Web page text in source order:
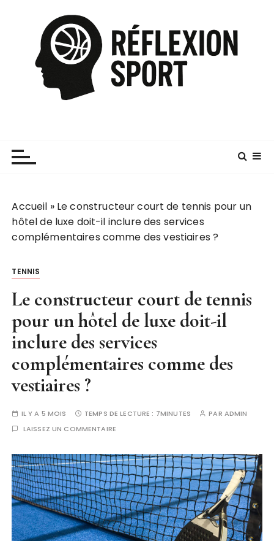
Accueil » Le constructeur court de tennis pour un
hôtel de luxe doit-il inclure des services
complémentaires comme des vestiaires ?
TENNIS
Le constructeur court de tennis
pour un hôtel de luxe doit-il
inclure des services
complémentaires comme des
vestiaires ?
IL Y A 5 MOIS TEMPS DE LECTURE : 7MINUTES PAR ADMIN
LAISSEZ UN COMMENTAIRE